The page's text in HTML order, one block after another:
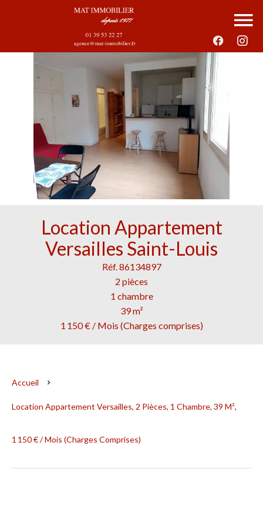
Location Appartement
Versailles Saint-Louis
Réf. 86134897
2 pièces
1 chambre
39 m²
1 150 € / Mois (Charges comprises)
Accueil
Location Appartement Versailles, 2 Pièces, 1 Chambre, 39 M²,
1 150 € / Mois (Charges Comprises)